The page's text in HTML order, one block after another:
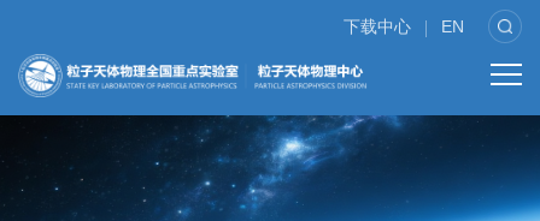
下载中心 EN